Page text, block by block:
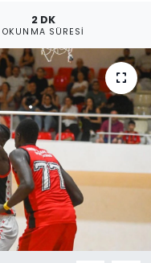
2 DK
OKUNMA SÜRESI